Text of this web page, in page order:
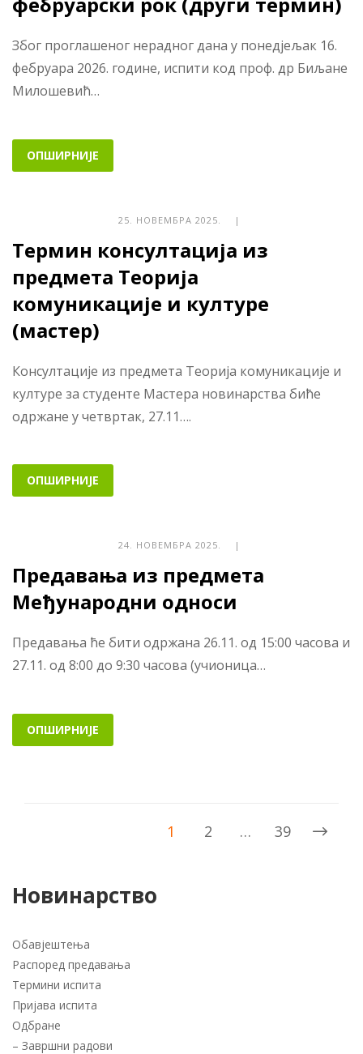
Због проглашеног нерадног дана у понедјељак 16.
фебруара 2026. године, испити код проф. др Биљане
Милошевић…
ОПШИРНИЈЕ
25. НОВЕМБРА 2025. |
Термин консултација из
предмета Теорија
комуникације и културе
(мастер)
Консултације из предмета Теорија комуникације и
културе за студенте Мастера новинарства биће
одржане у четвртак, 27.11….
ОПШИРНИЈЕ
24. НОВЕМБРА 2025. |
Предавања из предмета
Међународни односи
Предавања ће бити одржана 26.11. од 15:00 часова и
27.11. од 8:00 до 9:30 часова (учионица…
ОПШИРНИЈЕ
1 2 … 39
Новинарство
Обавјештења
Распоред предавања
Термини испита
Пријава испита
Одбране
– Завршни радови